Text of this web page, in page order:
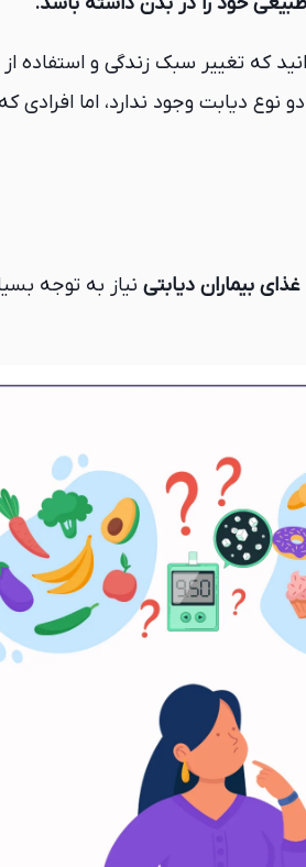
که تغییر سبک زندگی و استفاده
دیابت وجود ندارد، اما افرادی
غذای بیماران دیابتی نیاز به توجه